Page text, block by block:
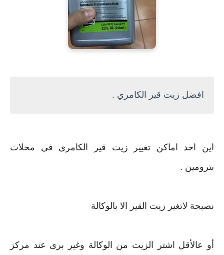
افضل زيت قير الكامري .
اين احد اماكن تغيير زيت قير الكامري في محلات
بترومين .
‫نصيحة لاتغير زيت القير الا بالوكالة‬
أو عالأقل اشتر الزيت من الوكالة وغير برى عند مركز